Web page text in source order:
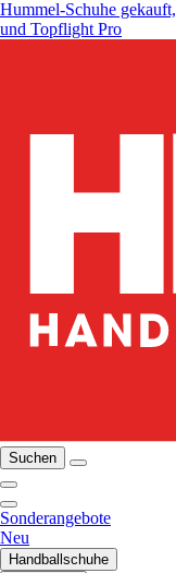
Hummel-Schuhe gekauft,
und Topflight Pro
Suchen
Sonderangebote
Neu
Handballschuhe